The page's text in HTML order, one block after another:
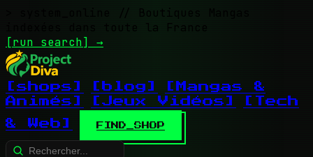
// Boutiques Mangas
indexées dans toute la France
[run search] →
[shops] [blog]
[Mangas &
Animés]
[Jeux Vidéos]
[Tech
& Web]
FIND_SHOP